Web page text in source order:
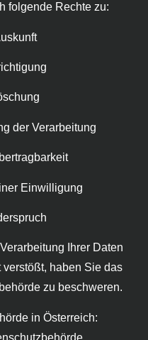
folgende Rechte zu:
der Verarbeitung
Einwilligung
Ihrer Daten
haben Sie das
zu beschweren.
in Österreich: